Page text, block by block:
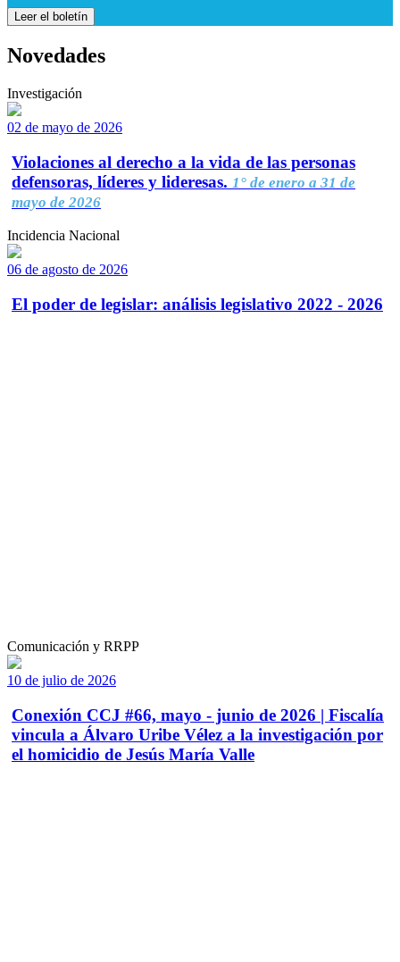
Leer el boletín
Novedades
Investigación
02 de mayo de 2026
Violaciones al derecho a la vida de las personas
defensoras, líderes y lideresas. 1° de enero a 31 de
mayo de 2026
Incidencia Nacional
06 de agosto de 2026
El poder de legislar: análisis legislativo 2022 - 2026
Comunicación y RRPP
10 de julio de 2026
Conexión CCJ #66, mayo - junio de 2026 | Fiscalía
vincula a Álvaro Uribe Vélez a la investigación por
el homicidio de Jesús María Valle